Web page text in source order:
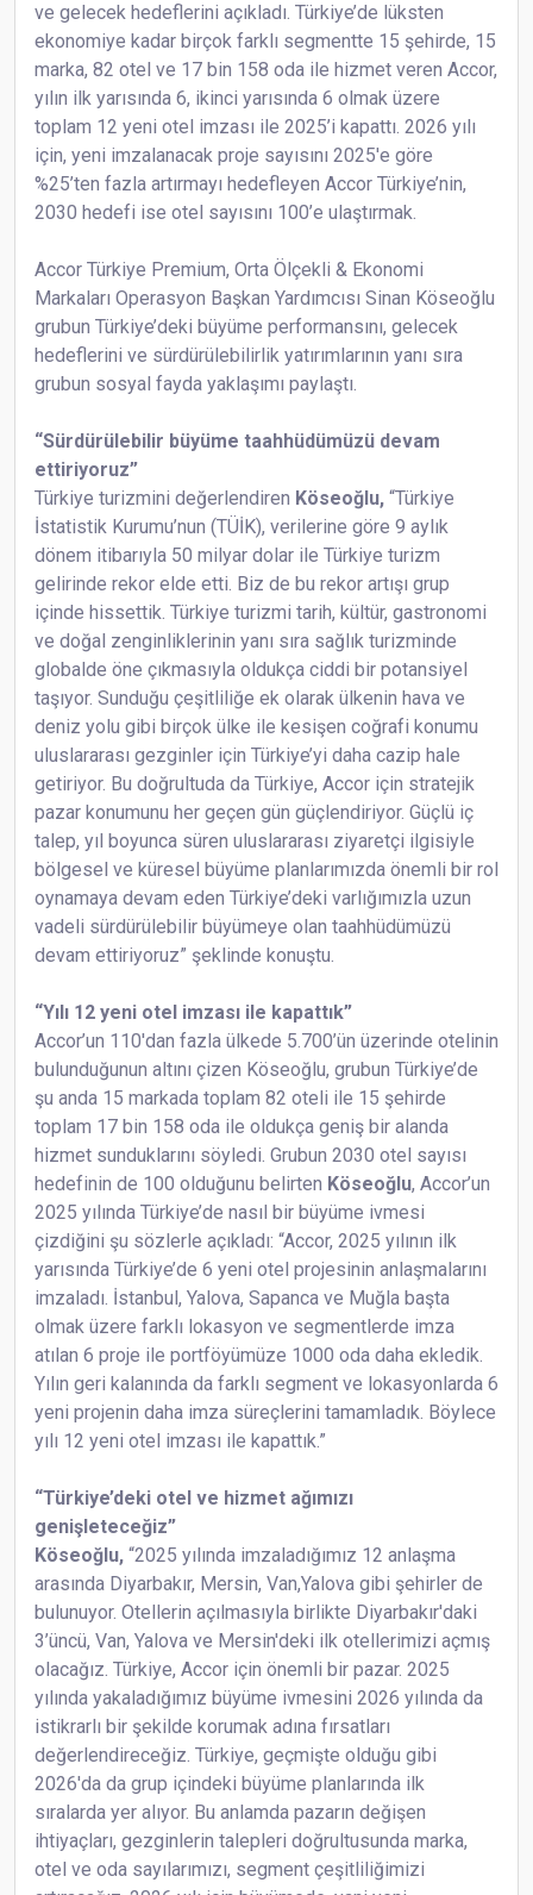
ve gelecek hedeflerini açıkladı. Türkiye’de lüksten
ekonomiye kadar birçok farklı segmentte 15 şehirde, 15
marka, 82 otel ve 17 bin 158 oda ile hizmet veren Accor,
yılın ilk yarısında 6, ikinci yarısında 6 olmak üzere
toplam 12 yeni otel imzası ile 2025’i kapattı. 2026 yılı
için, yeni imzalanacak proje sayısını 2025'e göre
%25’ten fazla artırmayı hedefleyen Accor Türkiye’nin,
2030 hedefi ise otel sayısını 100’e ulaştırmak.
Accor Türkiye Premium, Orta Ölçekli & Ekonomi
Markaları Operasyon Başkan Yardımcısı Sinan Köseoğlu
grubun Türkiye’deki büyüme performansını, gelecek
hedeflerini ve sürdürülebilirlik yatırımlarının yanı sıra
grubun sosyal fayda yaklaşımı paylaştı.
“Sürdürülebilir büyüme taahhüdümüzü devam
ettiriyoruz”
Türkiye turizmini değerlendiren Köseoğlu, “Türkiye
İstatistik Kurumu’nun (TÜİK), verilerine göre 9 aylık
dönem itibarıyla 50 milyar dolar ile Türkiye turizm
gelirinde rekor elde etti. Biz de bu rekor artışı grup
içinde hissettik. Türkiye turizmi tarih, kültür, gastronomi
ve doğal zenginliklerinin yanı sıra sağlık turizminde
globalde öne çıkmasıyla oldukça ciddi bir potansiyel
taşıyor. Sunduğu çeşitliliğe ek olarak ülkenin hava ve
deniz yolu gibi birçok ülke ile kesişen coğrafi konumu
uluslararası gezginler için Türkiye’yi daha cazip hale
getiriyor. Bu doğrultuda da Türkiye, Accor için stratejik
pazar konumunu her geçen gün güçlendiriyor. Güçlü iç
talep, yıl boyunca süren uluslararası ziyaretçi ilgisiyle
bölgesel ve küresel büyüme planlarımızda önemli bir rol
oynamaya devam eden Türkiye’deki varlığımızla uzun
vadeli sürdürülebilir büyümeye olan taahhüdümüzü
devam ettiriyoruz” şeklinde konuştu.
“Yılı 12 yeni otel imzası ile kapattık”
Accor’un 110'dan fazla ülkede 5.700’ün üzerinde otelinin
bulunduğunun altını çizen Köseoğlu, grubun Türkiye’de
şu anda 15 markada toplam 82 oteli ile 15 şehirde
toplam 17 bin 158 oda ile oldukça geniş bir alanda
hizmet sunduklarını söyledi. Grubun 2030 otel sayısı
hedefinin de 100 olduğunu belirten Köseoğlu, Accor’un
2025 yılında Türkiye’de nasıl bir büyüme ivmesi
çizdiğini şu sözlerle açıkladı: “Accor, 2025 yılının ilk
yarısında Türkiye’de 6 yeni otel projesinin anlaşmalarını
imzaladı. İstanbul, Yalova, Sapanca ve Muğla başta
olmak üzere farklı lokasyon ve segmentlerde imza
atılan 6 proje ile portföyümüze 1000 oda daha ekledik.
Yılın geri kalanında da farklı segment ve lokasyonlarda 6
yeni projenin daha imza süreçlerini tamamladık. Böylece
yılı 12 yeni otel imzası ile kapattık.”
“Türkiye’deki otel ve hizmet ağımızı
genişleteceğiz”
Köseoğlu, “2025 yılında imzaladığımız 12 anlaşma
arasında Diyarbakır, Mersin, Van,Yalova gibi şehirler de
bulunuyor. Otellerin açılmasıyla birlikte Diyarbakır'daki
3’üncü, Van, Yalova ve Mersin'deki ilk otellerimizi açmış
olacağız. Türkiye, Accor için önemli bir pazar. 2025
yılında yakaladığımız büyüme ivmesini 2026 yılında da
istikrarlı bir şekilde korumak adına fırsatları
değerlendireceğiz. Türkiye, geçmişte olduğu gibi
2026'da da grup içindeki büyüme planlarında ilk
sıralarda yer alıyor. Bu anlamda pazarın değişen
ihtiyaçları, gezginlerin talepleri doğrultusunda marka,
otel ve oda sayılarımızı, segment çeşitliliğimizi